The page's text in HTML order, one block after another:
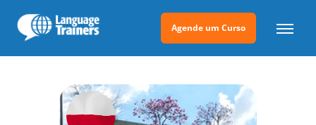
Agende um Curso